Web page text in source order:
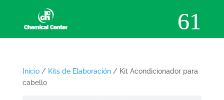
Inicio/ Kits de Elaboración/ Kit Acondicionador para
cabello